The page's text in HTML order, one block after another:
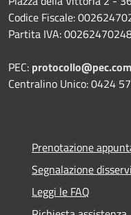
Codice Fiscale:
Partita IVA:
PEC:
Centralino Unico: 0424
Prenotazione
Segnalazione
Leggi le FAQ